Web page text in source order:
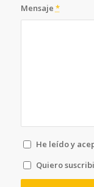
Mensaje *
He leído y
Quiero